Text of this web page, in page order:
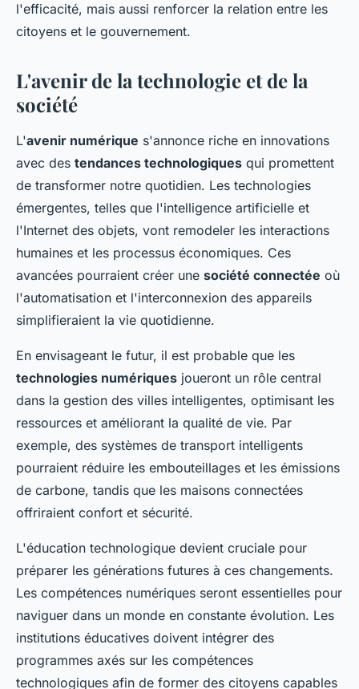
l'efficacité, mais aussi renforcer la relation entre les
citoyens et le gouvernement.
L'avenir de la technologie et de la
société
L'avenir numérique s'annonce riche en innovations
avec des tendances technologiques qui promettent
de transformer notre quotidien. Les technologies
émergentes, telles que l'intelligence artificielle et
l'Internet des objets, vont remodeler les interactions
humaines et les processus économiques. Ces
avancées pourraient créer une société connectée où
l'automatisation et l'interconnexion des appareils
simplifieraient la vie quotidienne.
En envisageant le futur, il est probable que les
technologies numériques joueront un rôle central
dans la gestion des villes intelligentes, optimisant les
ressources et améliorant la qualité de vie. Par
exemple, des systèmes de transport intelligents
pourraient réduire les embouteillages et les émissions
de carbone, tandis que les maisons connectées
offriraient confort et sécurité.
L'éducation technologique devient cruciale pour
préparer les générations futures à ces changements.
Les compétences numériques seront essentielles pour
naviguer dans un monde en constante évolution. Les
institutions éducatives doivent intégrer des
programmes axés sur les compétences
technologiques afin de former des citoyens capables